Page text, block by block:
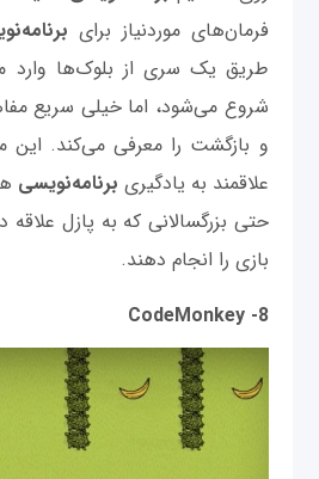
فرمان‌های موردنیاز برای
طریق یک سری از بلوک‌ها وارد
شروع می‌شود، اما خیلی سریع
و بازگشت را معرفی می‌کند. این
علاقمند به یادگیری برنامه‌نویسی
حتی بزرگسالانی که به پازل علاقه
بازی را انجام دهند.
8- CodeMonkey